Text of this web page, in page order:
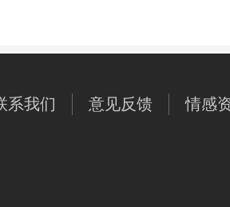
系我们 意见反馈 情感